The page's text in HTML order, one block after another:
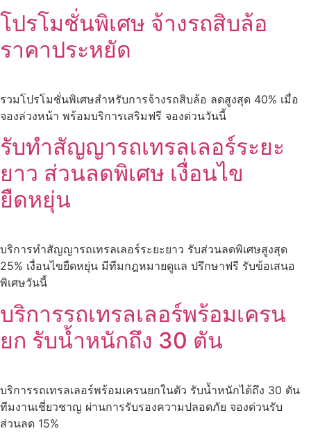
โปรโมชั่นพิเศษ จ้างรถสิบล้อ
ราคาประหยัด
รวมโปรโมชั่นพิเศษสำหรับการจ้างรถสิบล้อ ลดสูงสุด 40% เมื่อ
จองล่วงหน้า พร้อมบริการเสริมฟรี จองด่วนวันนี้
รับทำสัญญารถเทรลเลอร์ระยะ
ยาว ส่วนลดพิเศษ เงื่อนไข
ยืดหยุ่น
บริการทำสัญญารถเทรลเลอร์ระยะยาว รับส่วนลดพิเศษสูงสุด
25% เงื่อนไขยืดหยุ่น มีทีมกฎหมายดูแล ปรึกษาฟรี รับข้อเสนอ
พิเศษวันนี้
บริการรถเทรลเลอร์พร้อมเครน
ยก รับน้ำหนักถึง 30 ตัน
บริการรถเทรลเลอร์พร้อมเครนยกในตัว รับน้ำหนักได้ถึง 30 ตัน
ทีมงานเชี่ยวชาญ ผ่านการรับรองความปลอดภัย จองด่วนรับ
ส่วนลด 15%